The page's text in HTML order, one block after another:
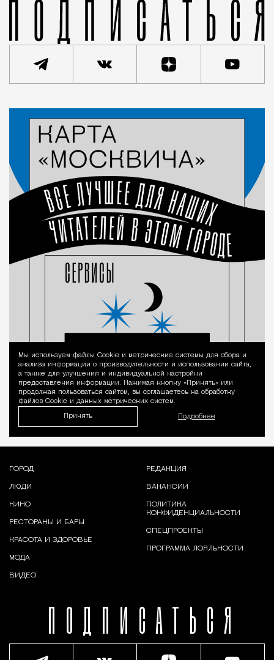
Уведомление
Мы используем файлы Сookie и метрические системы для сбора и
анализа информации о производительности и использовании сайта,
а также для улучшения и индивидуальной настройки
предоставления информации. Нажимая кнопку «Принять» или
продолжая пользоваться сайтом, вы соглашаетесь на обработку
файлов Cookie и данных метрических систем.
Принять Подробнее
ПОДПИСАТЬСЯ
ГОРОД
ЛЮДИ
КИНО
РЕСТОРАНЫ И БАРЫ
КРАСОТА И ЗДОРОВЬЕ
МОДА
ВИДЕО
РЕДАКЦИЯ
ВАКАНСИИ
ПОЛИТИКА
КОНФИДЕНЦИАЛЬНОСТИ
СПЕЦПРОЕКТЫ
ПРОГРАММА ЛОЯЛЬНОСТИ